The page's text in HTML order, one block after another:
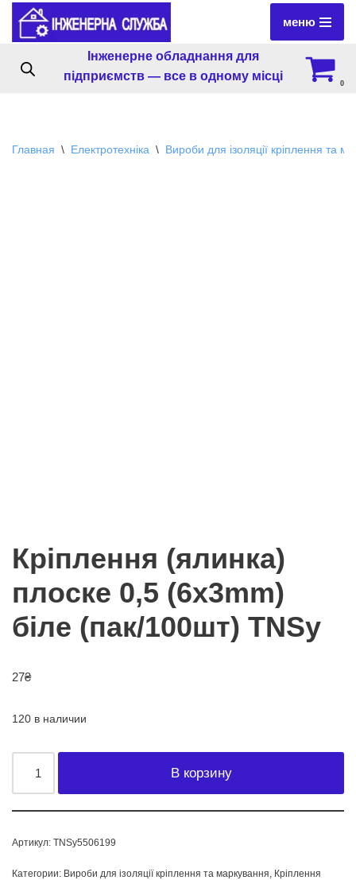
Перейти
содержимому
меню
Інженерне обладнання для
підприємств — все в одному місці
0
Главная \ Електротехніка \ Вироби для ізоляції кріплення та
Кріплення (ялинка)
плоске 0,5 (6х3mm)
біле (пак/100шт) TNSy
27₴
120 в наличии
В корзину
Артикул: TNSy5506199
Категории: Вироби для ізоляції кріплення та маркування, Кріплення